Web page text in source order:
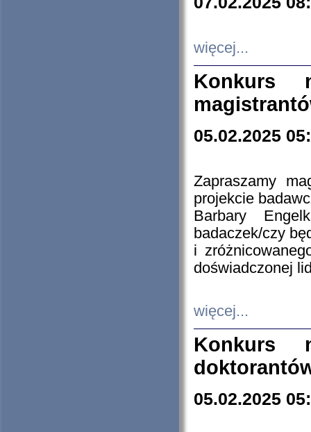
więcej...
Konkurs
05.02.2025
Zapraszamy
projekcie
Barbary
badaczek/czy
i
doświadczonej
więcej...
Konkurs
05.02.2025